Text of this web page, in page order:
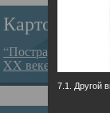
Картотека
“Пострадавшие за
XX веке на Севере”
7.1. Другой